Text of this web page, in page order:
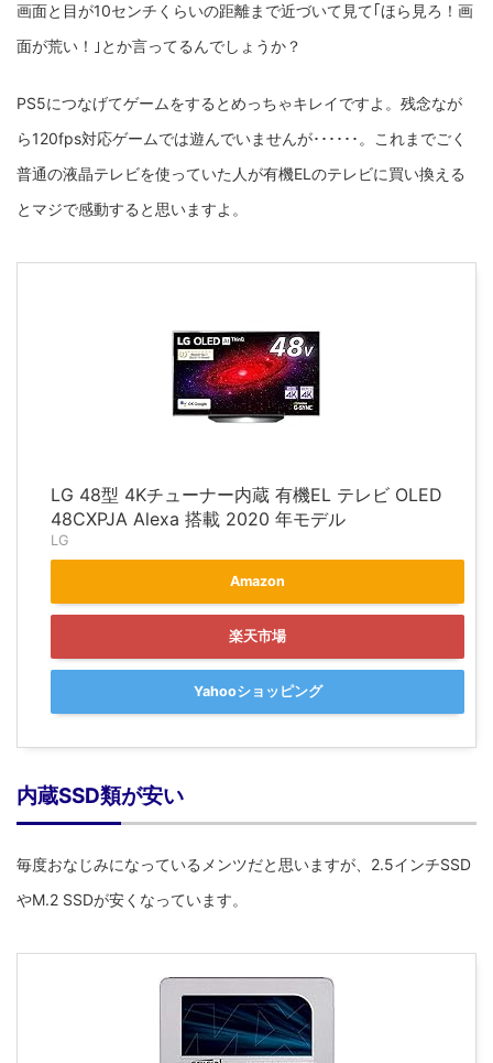
画面と目が10センチくらいの距離まで近づいて見て｢ほら見ろ！画
面が荒い！｣とか言ってるんでしょうか？
PS5につなげてゲームをするとめっちゃキレイですよ。残念なが
ら120fps対応ゲームでは遊んでいませんが･･････。これまでごく
普通の液晶テレビを使っていた人が有機ELのテレビに買い換える
とマジで感動すると思いますよ。
LG 48型 4Kチューナー内蔵 有機EL テレビ OLED
48CXPJA Alexa 搭載 2020 年モデル
LG
Amazon
楽天市場
Yahooショッピング
内蔵SSD類が安い
毎度おなじみになっているメンツだと思いますが、2.5インチSSD
やM.2 SSDが安くなっています。